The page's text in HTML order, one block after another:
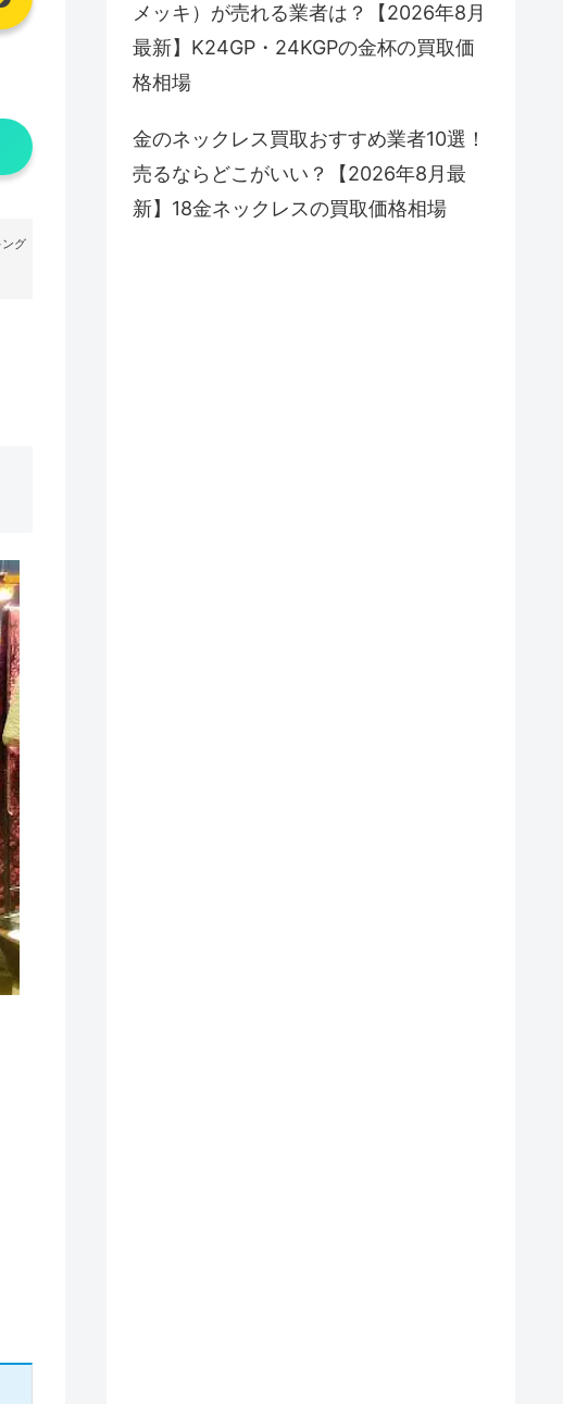
グ
メッキ）が売れる業者は？【2026年8月
最新】K24GP・24KGPの金杯の買取価
格相場
金のネックレス買取おすすめ業者10選！
売るならどこがいい？【2026年8月最
新】18金ネックレスの買取価格相場